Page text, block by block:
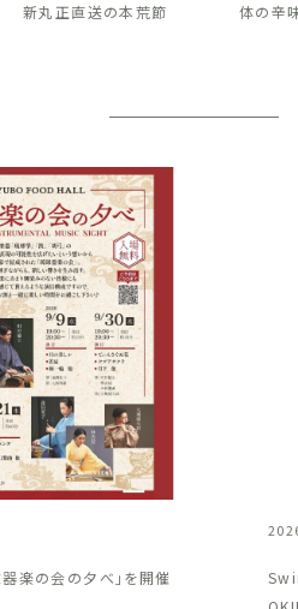
新丸正直送の本荒節
体の辛
楽の会の夕べ」を開催